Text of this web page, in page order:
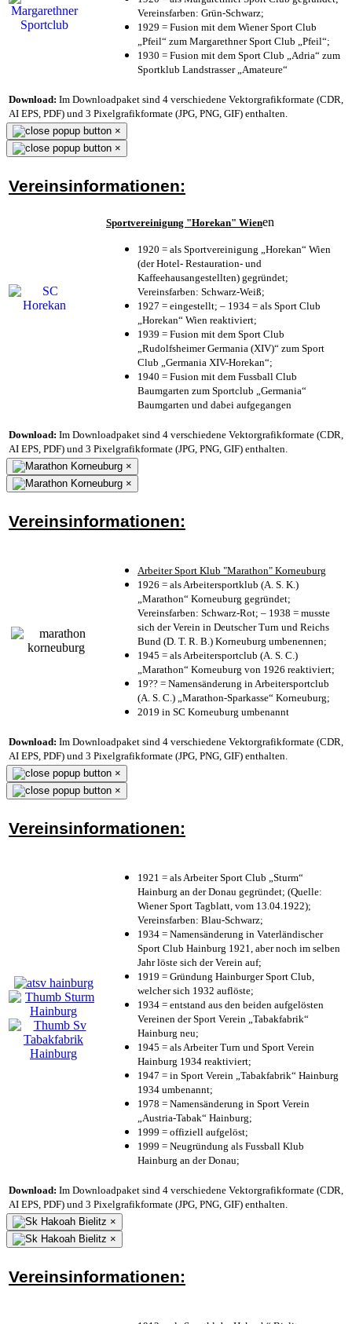
Vereinsfarben: Grün-Schwarz;
1929 = Fusion mit dem Wiener Sport Club
„Pfeil“ zum Margarethner Sport Club „Pfeil“;
1930 = Fusion mit dem Sport Club „Adria“ zum
Sportklub Landstrasser „Amateure“
Download: Im Downloadpaket sind 4 verschiedene Vektorgrafikformate (CDR,
AI EPS, PDF) und 3 Pixelgrafikformate (JPG, PNG, GIF) enthalten.
×
×
Vereinsinformationen:
Sportvereinigung "Horekan" Wienen
1920 = als Sportvereinigung „Horekan“ Wien
(der Hotel- Restauration- und
Kaffeehausangestellten) gegründet;
Vereinsfarben: Schwarz-Weiß;
1927 = eingestellt; – 1934 = als Sport Club
„Horekan“ Wien reaktiviert;
1939 = Fusion mit dem Sport Club
„Rudolfsheimer Germania (XIV)“ zum Sport
Club „Germania XIV-Horekan“;
1940 = Fusion mit dem Fussball Club
Baumgarten zum Sportclub „Germania“
Baumgarten und dabei aufgegangen
Download: Im Downloadpaket sind 4 verschiedene Vektorgrafikformate (CDR,
AI EPS, PDF) und 3 Pixelgrafikformate (JPG, PNG, GIF) enthalten.
×
×
Vereinsinformationen:
Arbeiter Sport Klub "Marathon" Korneuburg
1926 = als Arbeitersportklub (A. S. K.)
„Marathon“ Korneuburg gegründet;
Vereinsfarben: Schwarz-Rot; – 1938 = musste
sich der Verein in Deutscher Turn und Reichs
Bund (D. T. R. B.) Korneuburg umbenennen;
1945 = als Arbeitersportclub (A. S. C.)
„Marathon“ Korneuburg von 1926 reaktiviert;
19?? = Namensänderung in Arbeitersportclub
(A. S. C.) „Marathon-Sparkasse“ Korneuburg;
2019 in SC Korneuburg umbenannt
Download: Im Downloadpaket sind 4 verschiedene Vektorgrafikformate (CDR,
AI EPS, PDF) und 3 Pixelgrafikformate (JPG, PNG, GIF) enthalten.
×
×
Vereinsinformationen:
1921 = als Arbeiter Sport Club „Sturm“
Hainburg an der Donau gegründet; (Quelle:
Wiener Sport Tagblatt, vom 13.04.1922);
Vereinsfarben: Blau-Schwarz;
1934 = Namensänderung in Vaterländischer
Sport Club Hainburg 1921, aber noch im selben
Jahr löste sich der Verein auf;
1919 = Gründung Hainburger Sport Club,
welcher sich 1932 auflöste;
1934 = entstand aus den beiden aufgelösten
Vereinen der Sport Verein „Tabakfabrik“
Hainburg neu;
1945 = als Arbeiter Turn und Sport Verein
Hainburg 1934 reaktiviert;
1947 = in Sport Verein „Tabakfabrik“ Hainburg
1934 umbenannt;
1978 = Namensänderung in Sport Verein
„Austria-Tabak“ Hainburg;
1999 = offiziell aufgelöst;
1999 = Neugründung als Fussball Klub
Hainburg an der Donau;
Download: Im Downloadpaket sind 4 verschiedene Vektorgrafikformate (CDR,
AI EPS, PDF) und 3 Pixelgrafikformate (JPG, PNG, GIF) enthalten.
×
×
Vereinsinformationen: